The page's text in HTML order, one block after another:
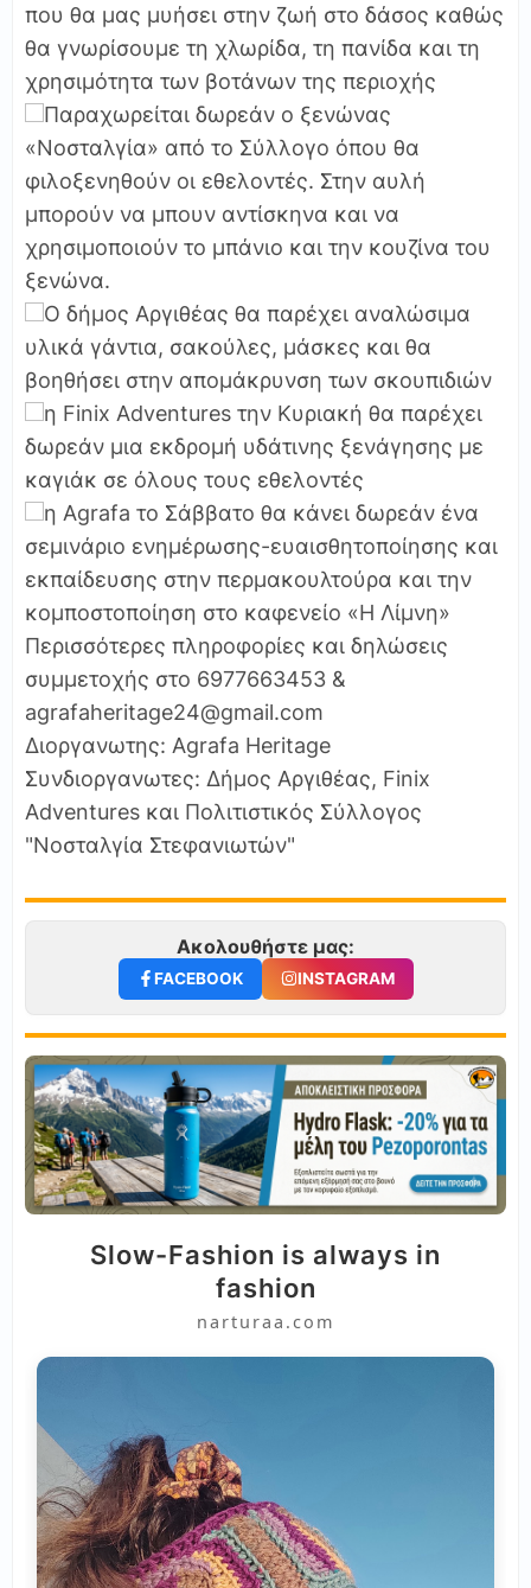
που θα μας μυήσει στην ζωή στο δάσος καθώς
θα γνωρίσουμε τη χλωρίδα, τη πανίδα και τη
χρησιμότητα των βοτάνων της περιοχής
Παραχωρείται δωρεάν ο ξενώνας
«Νοσταλγία» από το Σύλλογο όπου θα
φιλοξενηθούν οι εθελοντές. Στην αυλή
μπορούν να μπουν αντίσκηνα και να
χρησιμοποιούν το μπάνιο και την κουζίνα του
ξενώνα.
Ο δήμος Αργιθέας θα παρέχει αναλώσιμα
υλικά γάντια, σακούλες, μάσκες και θα
βοηθήσει στην απομάκρυνση των σκουπιδιών
η Finix Adventures την Κυριακή θα παρέχει
δωρεάν μια εκδρομή υδάτινης ξενάγησης με
καγιάκ σε όλους τους εθελοντές
η Agrafa το Σάββατο θα κάνει δωρεάν ένα
σεμινάριο ενημέρωσης-ευαισθητοποίησης και
εκπαίδευσης στην περμακουλτούρα και την
κομποστοποίηση στο καφενείο «Η Λίμνη»
Περισσότερες πληροφορίες και δηλώσεις
συμμετοχής στο 6977663453 &
agrafaheritage24@gmail.com
Διοργανωτης: Agrafa Heritage
Συνδιοργανωτες: Δήμος Αργιθέας, Finix
Adventures και Πολιτιστικός Σύλλογος
"Νοσταλγία Στεφανιωτών"
Ακολουθήστε μας:
FACEBOOK INSTAGRAM
Slow-Fashion is always in
fashion
narturaa.com